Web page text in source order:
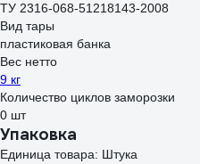
ТУ 2316-068-51218143-2008
Вид тары
пластиковая банка
Вес нетто
9 кг
Количество циклов заморозки
0 шт
Упаковка
Единица товара: Штука